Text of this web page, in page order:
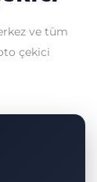
ve tüm
çekici